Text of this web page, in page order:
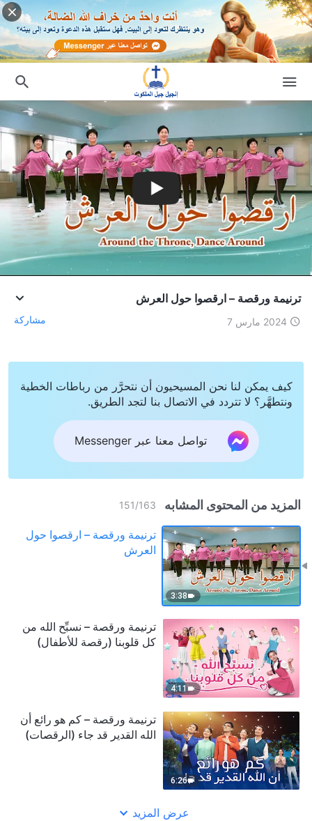
ترنيمة ورقصة – ارقصوا حول العرش
2024 مارس 7 مشاركة
كيف يمكن لنا نحن المسيحيون أن نتحرَّر من رباطات الخطية
ونتطهَّر؟ لا تتردد في الاتصال بنا لتجد الطريق.
تواصل معنا عبر Messenger
المزيد من المحتوى المشابه 151/163
3:38
ترنيمة ورقصة – ارقصوا حول
العرش
4:11
ترنيمة ورقصة – نسبِّح الله من
كل قلوبنا (رقصة للأطفال)
6:26
ترنيمة ورقصة – كم هو رائع أن
الله القدير قد جاء (الرقصات)
عرض المزيد